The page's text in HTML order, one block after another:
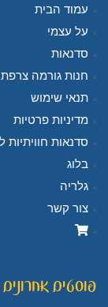
עמוד הבית
על עצמי
סדנאות
חנות גורמה
תנאי שימוש
מדיניות פרטיות
סדנאות חוויתיות
בלוג
גלריה
צור קשר
פוסטים אחרונים